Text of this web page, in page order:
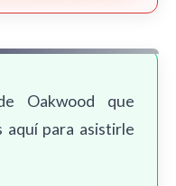
Oakwood que
aquí para asistirle